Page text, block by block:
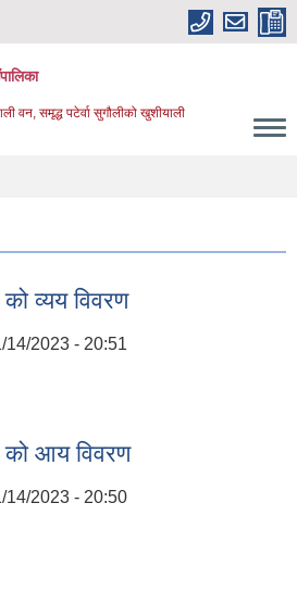
वन, समृद्ध पटेर्वा सुगौलीको खुशीयाली
व्यय विवरण
14/2023 - 20:51
आय विवरण
14/2023 - 20:50